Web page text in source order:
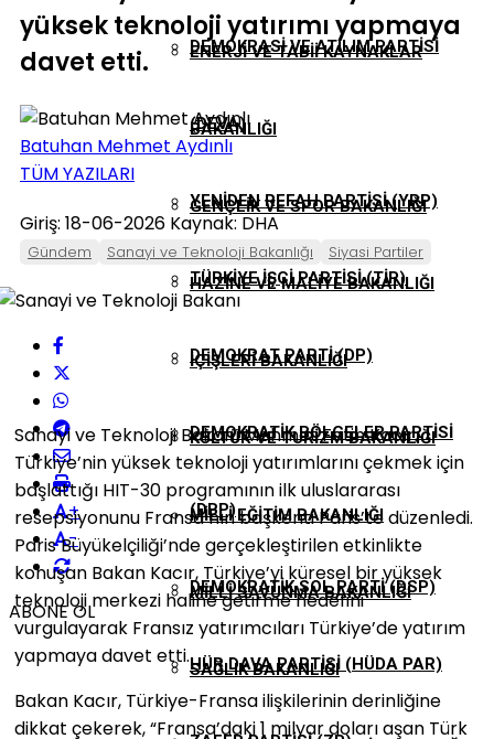
DEMOKRASI VE ATILIM PARTISI
(DEVA)
YENIDEN REFAH PARTISI (YRP)
TÜRKIYE İŞÇI PARTISI (TİP)
DEMOKRAT PARTI (DP)
DEMOKRATIK BÖLGELER PARTISI
(DBP)
DEMOKRATIK SOL PARTI (DSP)
HÜR DAVA PARTISI (HÜDA PAR)
ENERJI VE TABII KAYNAKLAR
BAKANLIĞI
GENÇLIK VE SPOR BAKANLIĞI
HAZINE VE MALIYE BAKANLIĞI
İÇIŞLERI BAKANLIĞI
KÜLTÜR VE TURIZM BAKANLIĞI
MILLI EĞITIM BAKANLIĞI
MILLI SAVUNMA BAKANLIĞI
SAĞLIK BAKANLIĞI
yüksek teknoloji yatırımı yapmaya
davet etti.
Batuhan Mehmet Aydınlı
TÜM YAZILARI
Giriş: 18-06-2026 Kaynak: DHA
Gündem Sanayi ve Teknoloji Bakanlığı Siyasi Partiler
+
-
ABONE OL
Sanayi ve Teknoloji Bakanı Mehmet Fatih Kacır,
Türkiye’nin yüksek teknoloji yatırımlarını çekmek için
başlattığı HIT-30 programının ilk uluslararası
resepsiyonunu Fransa’nın başkenti Paris’te düzenledi.
Paris Büyükelçiliği’nde gerçekleştirilen etkinlikte
konuşan Bakan Kacır, Türkiye’yi küresel bir yüksek
teknoloji merkezi haline getirme hedefini
vurgulayarak Fransız yatırımcıları Türkiye’de yatırım
yapmaya davet etti.
Bakan Kacır, Türkiye-Fransa ilişkilerinin derinliğine
dikkat çekerek, “Fransa’daki 1 milyar doları aşan Türk